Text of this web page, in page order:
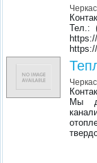
Тел.:
Мы